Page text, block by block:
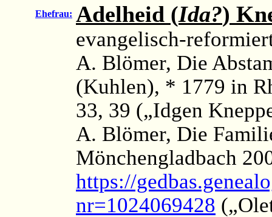
Ehefrau: Adelheid (Ida?)
evangelisch-
A. Blömer, Die
(Kuhlen), * 1779 in
33, 39 („Idgen
A. Blömer, Die
Mönchengladbach
https://
nr=1024069428